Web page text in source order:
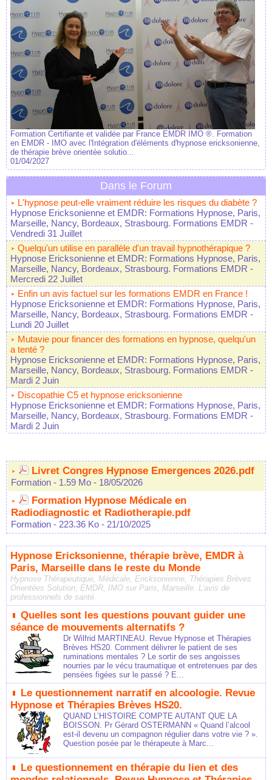
Formation Certifiante et validée par France EMDR IMO ®. Formation
en EMDR - IMO avec l'Intégration d'éléments d'hypnose ericksonienne,
de thérapie brève orientée solutio...
01/04/2027
Dans le Forum
L'hypnose peut-elle vraiment réduire les risques du diabète ?
Hypnose Ericksonienne et EMDR: Formations Hypnose, Paris,
Marseille, Nancy, Bordeaux, Strasbourg. Formations EMDR -
Vendredi 31 Juillet
Quelqu'un utilise en parallèle d'un travail hypnothérapique ?
Hypnose Ericksonienne et EMDR: Formations Hypnose, Paris,
Marseille, Nancy, Bordeaux, Strasbourg. Formations EMDR -
Mercredi 22 Juillet
Enfin un avis factuel sur les formations EMDR en France !
Hypnose Ericksonienne et EMDR: Formations Hypnose, Paris,
Marseille, Nancy, Bordeaux, Strasbourg. Formations EMDR -
Lundi 20 Juillet
Mutavie pour financer des formations en hypnose, quelqu'un
a tenté ?
Hypnose Ericksonienne et EMDR: Formations Hypnose, Paris,
Marseille, Nancy, Bordeaux, Strasbourg. Formations EMDR -
Mardi 2 Juin
Discopathie C5 et hypnose ericksonienne
Hypnose Ericksonienne et EMDR: Formations Hypnose, Paris,
Marseille, Nancy, Bordeaux, Strasbourg. Formations EMDR -
Mardi 2 Juin
Livret Congres Hypnose Emergences 2026.pdf
Formation - 1.59 Mo - 18/05/2026
Formation Hypnose Médicale en
Radiodiagnostic et Radiotherapie.pdf
Formation - 223.36 Ko - 21/10/2025
Hypnose Ericksonienne, thérapie brève, EMDR à
Paris, Marseille dans le reste du Monde
Hypnose Thérapeutique, Médicale, Ericksonienne, Thérapies Brèves
Orientées Solution, EMDR, IMO sur Paris, Marseille. L'avis de
professionnels de santé
Quelles sont les questions pouvant guider une
séance de mouvements alternatifs ?
Dr Wilfrid MARTINEAU. Revue Hypnose et Thérapies
Brèves HS20. Comment délivrer le patient de ses
ruminations mentales ? Le sortir de ses angoisses
nourries par le vécu traumatique et entretenues par des
pensées figées sur le passé ? E...
Le questionnement narratif en alcoologie. Revue
Hypnose et Thérapies Brèves HS20.
QUAND L’HISTOIRE COMPTE AUTANT QUE LA
BOISSON. Pr Gérard OSTERMANN « Quand l’alcool
est-il devenu un compagnon régulier dans votre vie ? ».
Question posée par le thérapeute à Marc...
Le questionnement en thérapie du lien et des